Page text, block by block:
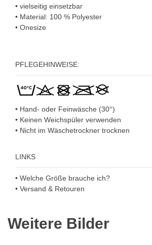
• vielseitig einsetzbar
• Material: 100 % Polyester
• Onesize
PFLEGEHINWEISE:
• Hand- oder Feinwäsche (30°)
• Keinen Weichspüler verwenden
• Nicht im Wäschetrockner trocknen
LINKS
• Welche Größe brauche ich?
• Versand & Retouren
Weitere Bilder